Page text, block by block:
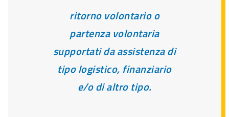
ritorno volontario o
partenza volontaria
supportati da assistenza di
tipo logistico, finanziario
e/o di altro tipo.